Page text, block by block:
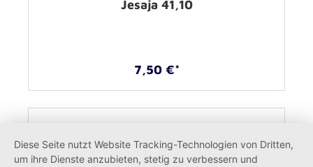
Jesaja 41,10
7,50 €*
Tipp
Diese Seite nutzt Website Tracking-Technologien von Dritten,
um ihre Dienste anzubieten, stetig zu verbessern und